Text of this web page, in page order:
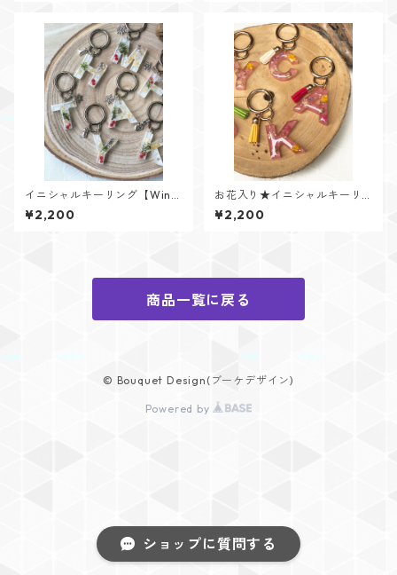
ショップに質問する
イニシャルキーリング【Wint
er Memoryシリーズ】
¥2,200
お花入り★イニシャルキーリ
ング【Flower Jewelシリー
ズ】
¥2,200
商品一覧に戻る
© Bouquet Design(ブーケデザイン)
Powered by